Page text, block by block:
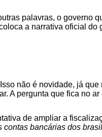
palavras, o governo
a narrativa oficial do
não é novidade, já
A pergunta que fica no ar
de ampliar a
contas bancárias dos